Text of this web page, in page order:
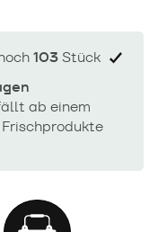
ab einem
103Stück